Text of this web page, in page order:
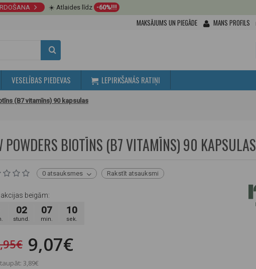
☀️ Atlaides līdz -60%!!!
MAKSĀJUMS UN PIEGĀDE MANS PROFILS
VESELĪBAS PIEDEVAS LEPIRKŠANĀS RATIŅI
(B7 vitamīns) 90 kapsulas
POWDERS BIOTĪNS (B7 VITAMĪNS) 90 KAPSULAS
0 atsauksmes Rakstīt atsauksmi
akcijas beigām:
02
stund.
07
min.
09
sek.
9,07€
3,89€